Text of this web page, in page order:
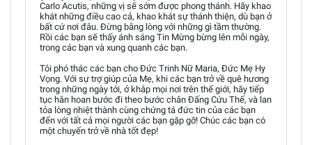
Carlo Acutis, những vị sẽ sớm được phong thánh. Hãy khao
khát những điều cao cả, khao khát sự thánh thiện, dù bạn ở
bất cứ nơi đâu. Đừng bằng lòng với những gì tầm thường.
Rồi các bạn sẽ thấy ánh sáng Tin Mừng bừng lên mỗi ngày,
trong các bạn và xung quanh các bạn.
Tôi phó thác các bạn cho Đức Trinh Nữ Maria, Đức Mẹ Hy
Vọng. Với sự trợ giúp của Mẹ, khi các bạn trở về quê hương
trong những ngày tới, ở khắp mọi nơi trên thế giới, hãy tiếp
tục hân hoan bước đi theo bước chân Đấng Cứu Thế, và lan
tỏa lòng nhiệt thành cùng chứng tá đức tin của các bạn
đến với tất cả mọi người các bạn gặp gỡ! Chúc các bạn có
một chuyến trở về nhà tốt đẹp!